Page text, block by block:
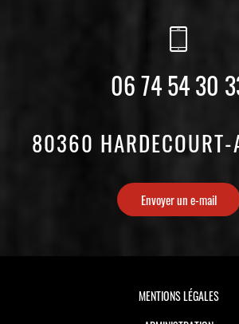
06 74 54 30
80360
Envoyer un e-mail
MENTIONS LÉGALES